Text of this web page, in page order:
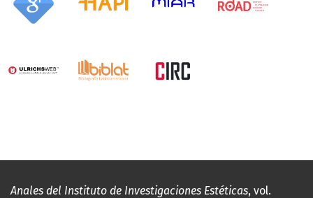
Anales del Instituto de Investigaciones Estéticas, vol.